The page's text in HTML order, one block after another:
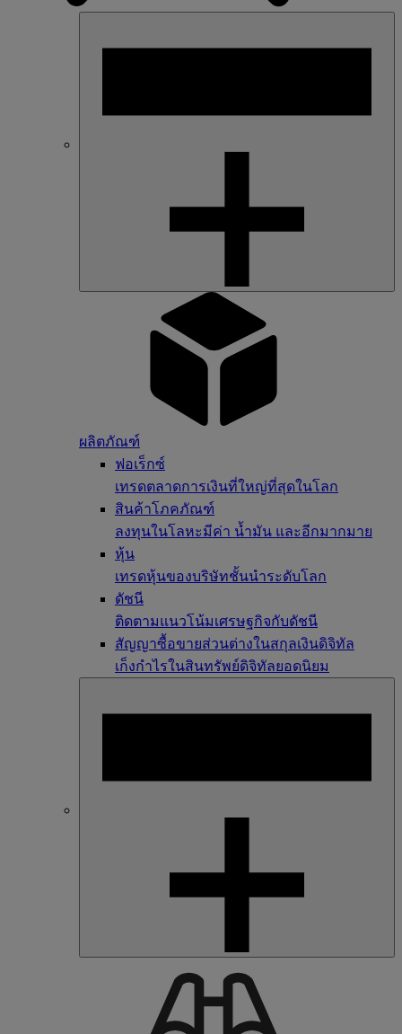
ผลิตภัณฑ์
ฟอเร็กซ์
เทรดตลาดการเงินที่ใหญ่ที่สุดในโลก
สินค้าโภคภัณฑ์
ลงทุนในโลหะมีค่า น้ำมัน และอีกมากมาย
หุ้น
เทรดหุ้นของบริษัทชั้นนำระดับโลก
ดัชนี
ติดตามแนวโน้มเศรษฐกิจกับดัชนี
สัญญาซื้อขายส่วนต่างในสกุลเงินดิจิทัล
เก็งกำไรในสินทรัพย์ดิจิทัลยอดนิยม